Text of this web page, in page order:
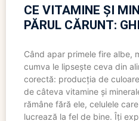
CE VITAMINE ȘI
PĂRUL CĂRUNT:
Când apar primele fire albe,
cumva le lipsește ceva din
corectă: producția de
de câteva vitamine și
rămâne fără ele, celulele
lucrează la fel de bine. Îți